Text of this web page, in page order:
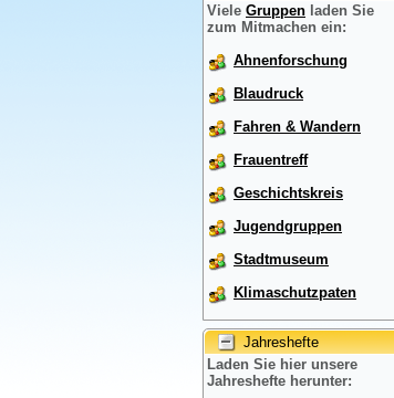
Viele Gruppen laden Sie
zum Mitmachen ein:
Ahnenforschung
Blaudruck
Fahren & Wandern
Frauentreff
Geschichtskreis
Jugendgruppen
Stadtmuseum
Klimaschutzpaten
Jahreshefte
Laden Sie hier unsere
Jahreshefte herunter: